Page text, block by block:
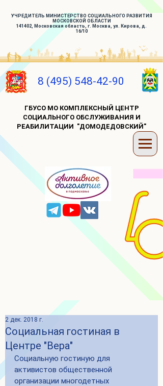
УЧРЕДИТЕЛЬ МИНИСТЕРСТВО СОЦИАЛЬНОГО РАЗВИТИЯ
МОСКОВСКОЙ ОБЛАСТИ
141402, Московская область, г. Москва, ул. Кирова, д.
16/10
8 (495) 548-42-90
ГБУСО МО КОМПЛЕКСНЫЙ ЦЕНТР
СОЦИАЛЬНОГО ОБСЛУЖИВАНИЯ И
РЕАБИЛИТАЦИИ "ДОМОДЕДОВСКИЙ"
Социальная гостиная в
Центре "Вера"
2 дек. 2018 г.
Социальную гостиную для
активистов общественной
организации многодетных